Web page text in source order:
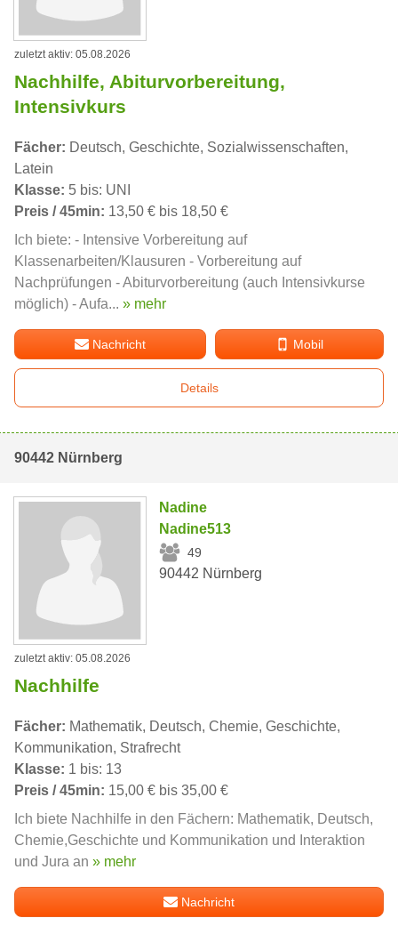
zuletzt aktiv: 05.08.2026
Nachhilfe, Abiturvorbereitung,
Intensivkurs
Fächer: Deutsch, Geschichte, Sozialwissenschaften,
Latein
Klasse: 5 bis: UNI
Preis / 45min: 13,50 € bis 18,50 €
Ich biete: - Intensive Vorbereitung auf
Klassenarbeiten/Klausuren - Vorbereitung auf
Nachprüfungen - Abiturvorbereitung (auch Intensivkurse
möglich) - Aufa... » mehr
Nachricht Mobil
Details
90442 Nürnberg
Nadine
Nadine513
49
90442 Nürnberg
zuletzt aktiv: 05.08.2026
Nachhilfe
Fächer: Mathematik, Deutsch, Chemie, Geschichte,
Kommunikation, Strafrecht
Klasse: 1 bis: 13
Preis / 45min: 15,00 € bis 35,00 €
Ich biete Nachhilfe in den Fächern: Mathematik, Deutsch,
Chemie,Geschichte und Kommunikation und Interaktion
und Jura an » mehr
Nachricht